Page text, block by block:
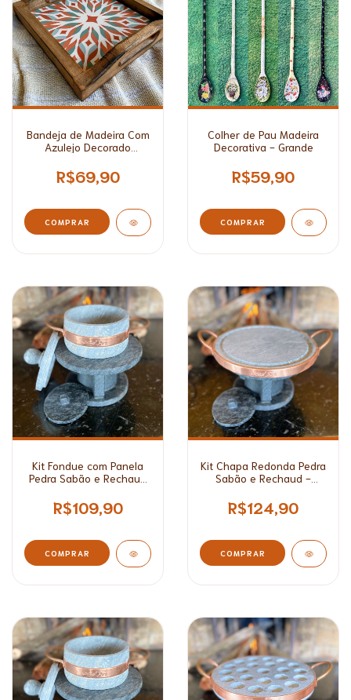
Bandeja de Madeira Com
Azulejo Decorado
R$69,90
COMPRAR
Colher de Pau Madeira
Decorativa - Grande
R$59,90
COMPRAR
Kit Fondue com Panela
Pedra Sabão e Rechaud
R$109,90
Kit Chapa Redonda Pedra
Sabão e Rechaud -
R$124,90
COMPRAR